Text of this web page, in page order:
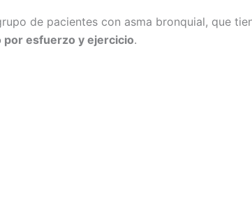
de pacientes con asma bronquial, que
por esfuerzo y ejercicio.